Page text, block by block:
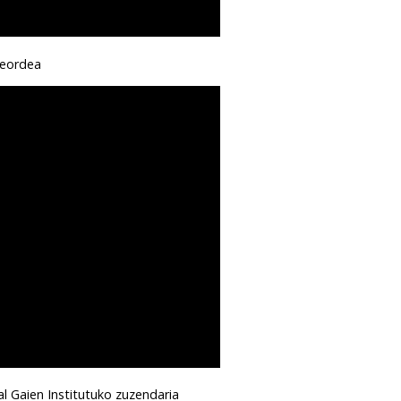
Gaien Institutuko zuzendaria